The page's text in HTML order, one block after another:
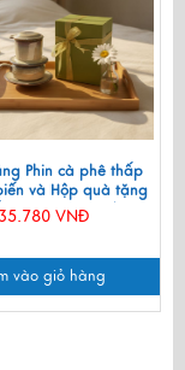
Phin cà phê thấp
và Hộp quà tặng
MNV-CFVH03/2
VNĐ
vào giỏ hàng